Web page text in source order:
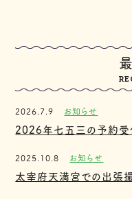
2026.7.9 お知らせ
2026年七五三の予約受
2025.10.8 お知らせ
太宰府天満宮での出張撮